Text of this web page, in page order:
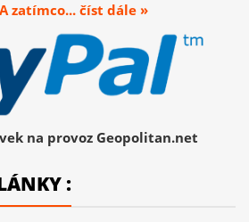
zatímco... číst dále »
na provoz Geopolitan.net
: